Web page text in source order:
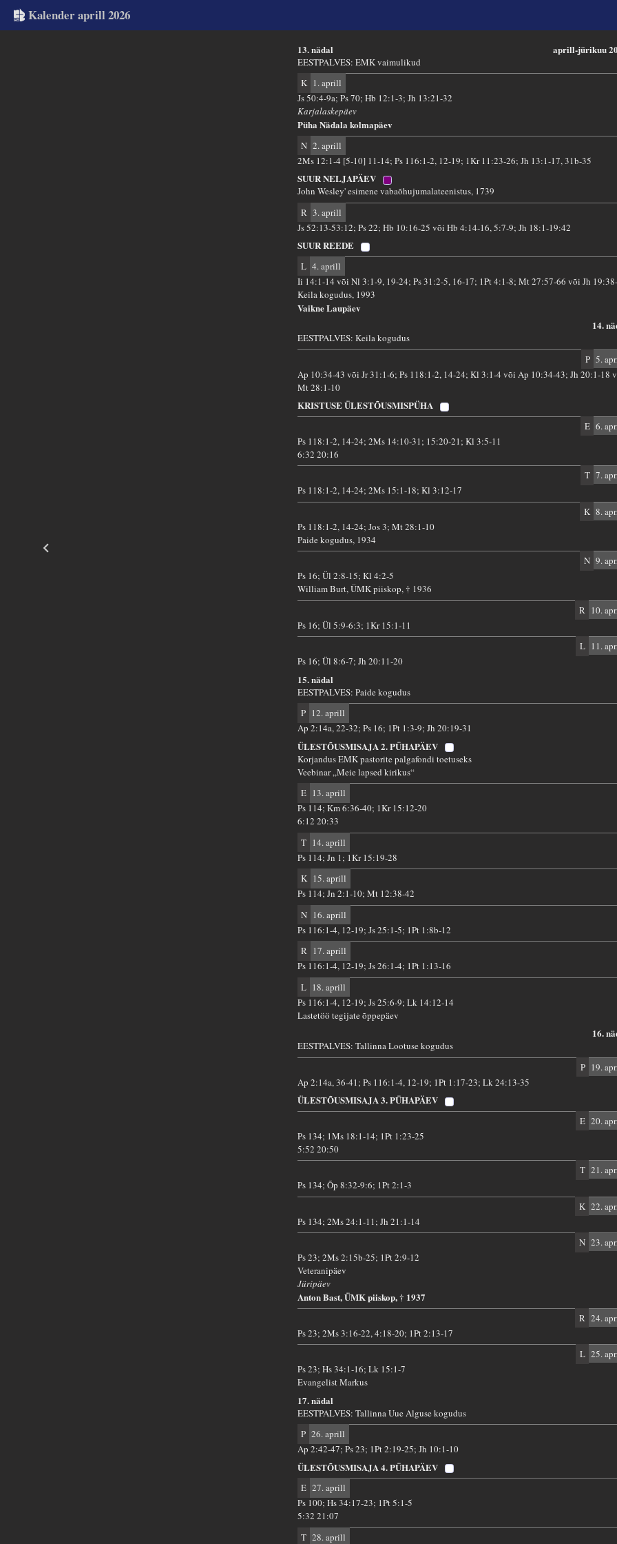
Kalender aprill 2026
13. nädal aprill-jürikuu
EESTPALVES: EMK vaimulikud
K 1. aprill
Js 50:4-9a; Ps 70; Hb 12:1-3; Jh 13:21-32
Karjalaskepäev
Püha Nädala kolmapäev
N 2. aprill
2Ms 12:1-4 [5-10] 11-14; Ps 116:1-2, 12-19; 1Kr 11:23-26; Jh 13:1-17, 31b-35
SUUR NELJAPÄEV
John Wesley' esimene vabaõhujumalateenistus, 1739
R 3. aprill
Js 52:13-53:12; Ps 22; Hb 10:16-25 või Hb 4:14-16, 5:7-9; Jh 18:1-19:42
SUUR REEDE
L 4. aprill
Ii 14:1-14 või Nl 3:1-9, 19-24; Ps 31:2-5, 16-17; 1Pt 4:1-8; Mt 27:57-66 või Jh
Keila kogudus, 1993
Vaikne Laupäev
14.
EESTPALVES: Keila kogudus
P 5.
Ap 10:34-43 või Jr 31:1-6; Ps 118:1-2, 14-24; Kl 3:1-4 või Ap 10:34-43; Jh 20:1-18
Mt 28:1-10
KRISTUSE ÜLESTÕUSMISPÜHA
E 6.
Ps 118:1-2, 14-24; 2Ms 14:10-31; 15:20-21; Kl 3:5-11
6:32 20:16
T 7.
Ps 118:1-2, 14-24; 2Ms 15:1-18; Kl 3:12-17
K 8.
Ps 118:1-2, 14-24; Jos 3; Mt 28:1-10
Paide kogudus, 1934
N 9.
Ps 16; Ül 2:8-15; Kl 4:2-5
William Burt, ÜMK piiskop, † 1936
R 10.
Ps 16; Ül 5:9-6:3; 1Kr 15:1-11
L 11.
Ps 16; Ül 8:6-7; Jh 20:11-20
15. nädal
EESTPALVES: Paide kogudus
P 12. aprill
Ap 2:14a, 22-32; Ps 16; 1Pt 1:3-9; Jh 20:19-31
ÜLESTÕUSMISAJA 2. PÜHAPÄEV
Korjandus EMK pastorite palgafondi toetuseks
Veebinar „Meie lapsed kirikus“
E 13. aprill
Ps 114; Km 6:36-40; 1Kr 15:12-20
6:12 20:33
T 14. aprill
Ps 114; Jn 1; 1Kr 15:19-28
K 15. aprill
Ps 114; Jn 2:1-10; Mt 12:38-42
N 16. aprill
Ps 116:1-4, 12-19; Js 25:1-5; 1Pt 1:8b-12
R 17. aprill
Ps 116:1-4, 12-19; Js 26:1-4; 1Pt 1:13-16
L 18. aprill
Ps 116:1-4, 12-19; Js 25:6-9; Lk 14:12-14
Lastetöö tegijate õppepäev
16.
EESTPALVES: Tallinna Lootuse kogudus
P 19.
Ap 2:14a, 36-41; Ps 116:1-4, 12-19; 1Pt 1:17-23; Lk 24:13-35
ÜLESTÕUSMISAJA 3. PÜHAPÄEV
E 20.
Ps 134; 1Ms 18:1-14; 1Pt 1:23-25
5:52 20:50
T 21.
Ps 134; Õp 8:32-9:6; 1Pt 2:1-3
K 22.
Ps 134; 2Ms 24:1-11; Jh 21:1-14
N 23.
Ps 23; 2Ms 2:15b-25; 1Pt 2:9-12
Veteranipäev
Jüripäev
Anton Bast, ÜMK piiskop, † 1937
R 24.
Ps 23; 2Ms 3:16-22, 4:18-20; 1Pt 2:13-17
L 25.
Ps 23; Hs 34:1-16; Lk 15:1-7
Evangelist Markus
17. nädal
EESTPALVES: Tallinna Uue Alguse kogudus
P 26. aprill
Ap 2:42-47; Ps 23; 1Pt 2:19-25; Jh 10:1-10
ÜLESTÕUSMISAJA 4. PÜHAPÄEV
E 27. aprill
Ps 100; Hs 34:17-23; 1Pt 5:1-5
5:32 21:07
T 28. aprill